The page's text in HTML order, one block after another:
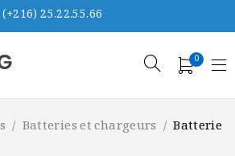
(+216) 25.22.55.66
0
/ Batteries et chargeurs / Batterie